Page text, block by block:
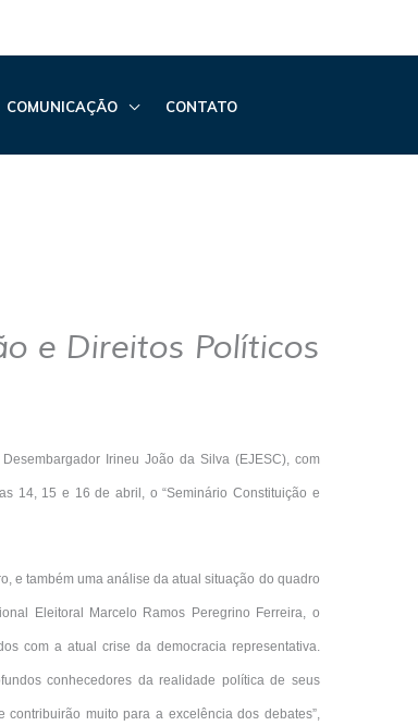
COMUNICAÇÃO CONTATO
e Direitos Políticos
Irineu João da Silva (EJESC), com
14, 15 e 16 de abril, o “Seminário Constituição e
e também uma análise da atual situação do quadro
Eleitoral Marcelo Ramos Peregrino Ferreira, o
com a atual crise da democracia representativa.
conhecedores da realidade política de seus
muito para a excelência dos debates”,